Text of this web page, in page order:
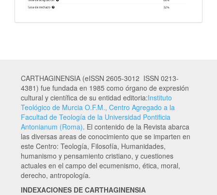
CARTHAGINENSIA (eISSN 2605-3012 ISSN 0213-
4381) fue fundada en 1985 como órgano de expresión
cultural y científica de su entidad editoria:Instituto
Teológico de Murcia O.F.M., Centro Agregado a la
Facultad de Teología de la Universidad Pontificia
Antonianum (Roma). El contenido de la Revista abarca
las diversas areas de conocimiento que se imparten en
este Centro: Teología, Filosofía, Humanidades,
humanismo y pensamiento cristiano, y cuestiones
actuales en el campo del ecumenismo, ética, moral,
derecho, antropología.
INDEXACIONES DE CARTHAGINENSIA